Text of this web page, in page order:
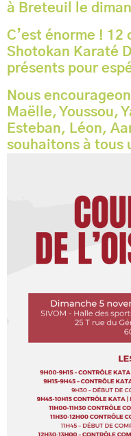
à Breteuil le
C’est énorme !
Shotokan Karaté
présents pour
Nous
Maëlle, Youssou,
Esteban, Léon,
souhaitons à tous